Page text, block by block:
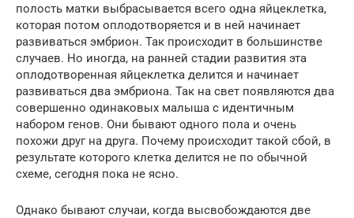
полость матки выбрасывается всего одна яйцеклетка,
которая потом оплодотворяется и в ней начинает
развиваться эмбрион. Так происходит в большинстве
случаев. Но иногда, на ранней стадии развития эта
оплодотворенная яйцеклетка делится и начинает
развиваться два эмбриона. Так на свет появляются два
совершенно одинаковых малыша с идентичным
набором генов. Они бывают одного пола и очень
похожи друг на друга. Почему происходит такой сбой, в
результате которого клетка делится не по обычной
схеме, сегодня пока не ясно.
Однако бывают случаи, когда высвобождаются две